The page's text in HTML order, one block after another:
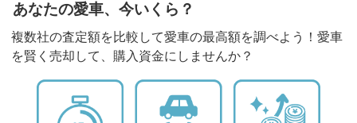
あなたの愛車、今いくら？
複数社の査定額を比較して愛車の最高額を調べよう！愛車
を賢く売却して、購入資金にしませんか？